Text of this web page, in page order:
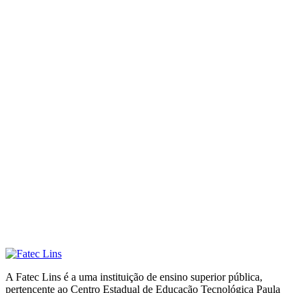
A Fatec Lins é a uma instituição de ensino superior pública,
pertencente ao Centro Estadual de Educação Tecnológica Paula